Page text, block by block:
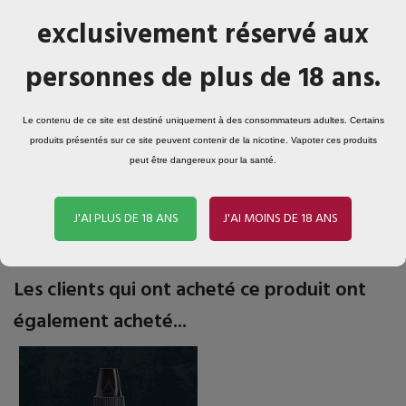
exclusivement réservé aux
personnes de plus de 18 ans.
Le contenu de ce site est destiné uniquement à des consommateurs adultes. Certains
produits présentés sur ce site peuvent contenir de la nicotine. Vapoter ces produits
peut être dangereux pour la santé.
J'AI PLUS DE 18 ANS J'AI MOINS DE 18 ANS
Détails du produit
Référence LAGOON-50
Les clients qui ont acheté ce produit ont
également acheté...